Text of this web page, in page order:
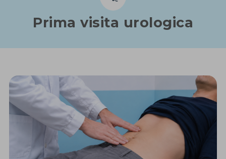
Prima visita urologica